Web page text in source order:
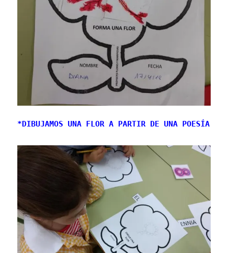
*DIBUJAMOS UNA FLOR A PARTIR DE UNA POESÍA